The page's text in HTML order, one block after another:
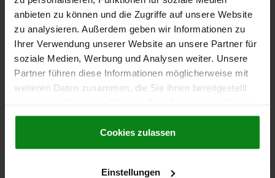
anbieten zu können und die Zugriffe auf unsere Website
zu analysieren. Außerdem geben wir Informationen zu
Ihrer Verwendung unserer Website an unsere Partner für
soziale Medien, Werbung und Analysen weiter. Unsere
Partner führen diese Informationen möglicherweise mit
weiteren Daten zusammen, die Sie ihnen bereitgestellt
gesammelt haben.Cookie Richtlinien
Datenschutz|AGB
Cookies zulassen
Einstellungen
CAD
DOWNLOADS
Other customers also bought